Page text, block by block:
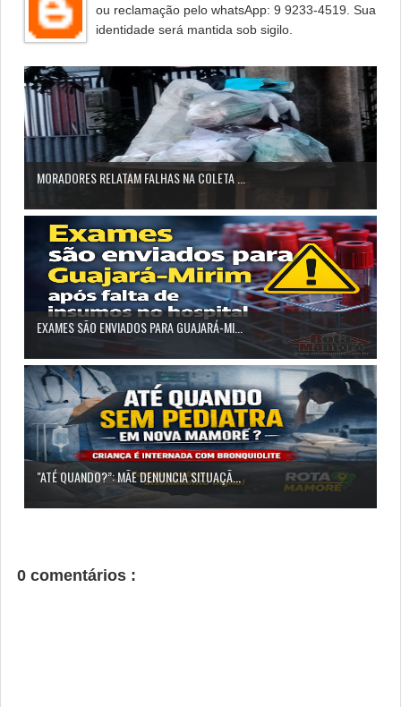
ou reclamação pelo whatsApp: 9 9233-4519. Sua
identidade será mantida sob sigilo.
MORADORES RELATAM FALHAS NA COLETA ...
EXAMES SÃO ENVIADOS PARA GUAJARÁ-MI...
"ATÉ QUANDO?”: MÃE DENUNCIA SITUAÇÃ...
0 comentários :